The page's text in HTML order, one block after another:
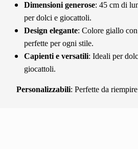
Dimensioni generose: 45 cm di
per dolci e giocattoli.
Design elegante: Colore giallo
perfette per ogni stile.
Capienti e versatili: Ideali per
giocattoli.
Personalizzabili: Perfette da